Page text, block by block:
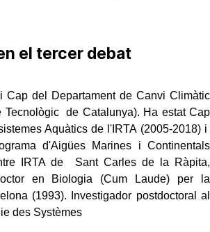
el tercer debat
Cap del Departament de Canvi Climàtic
Tecnològic de Catalunya). Ha estat Cap
Aquàtics de l'IRTA (2005-2018) i
d'Aigües Marines i Continentals
IRTA de Sant Carles de la Ràpita,
en Biologia (Cum Laude) per la
(1993). Investigador postdoctoral al
des Systèmes